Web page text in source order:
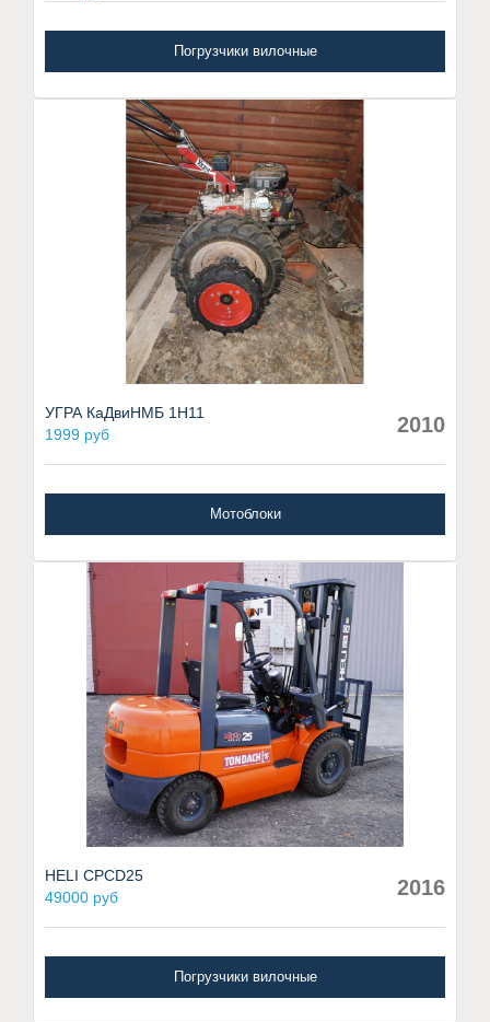
Погрузчики вилочные
УГРА КаДвиНМБ 1Н11
1999 руб
2010
Мотоблоки
HELI CPCD25
49000 руб
2016
Погрузчики вилочные